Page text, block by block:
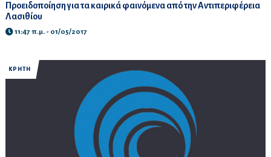
Προειδοποίηση για τα καιρικά φαινόμενα από την Αντιπεριφέρεια
Λασιθίου
11:47 π.μ. - 01/05/2017
ΚΡΗΤΗ